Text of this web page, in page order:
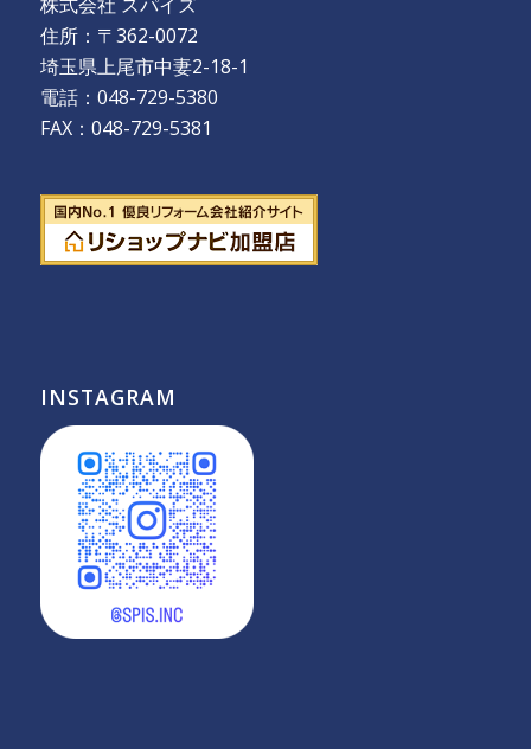
住所：〒362-0072
埼玉県上尾市中妻2-18-1
電話：048-729-5380
FAX：048-729-5381
INSTAGRAM